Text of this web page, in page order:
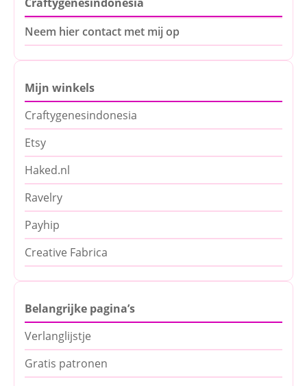
Neem hier contact met mij op
Mijn winkels
Craftygenesindonesia
Etsy
Haked.nl
Ravelry
Payhip
Creative Fabrica
Belangrijke pagina’s
Verlanglijstje
Gratis patronen